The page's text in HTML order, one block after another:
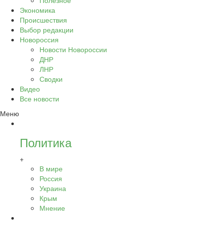
Экономика
Происшествия
Выбор редакции
Новороссия
Новости Новороссии
ДНР
ЛНР
Сводки
Видео
Все новости
Меню
Политика
+
В мире
Россия
Украина
Крым
Мнение